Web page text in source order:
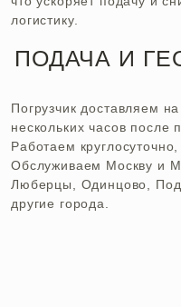
логистику.
ПОДАЧА И
Погрузчик доставляем
нескольких часов после
Работаем
Обслуживаем Москву и
Люберцы, Одинцово,
другие города.